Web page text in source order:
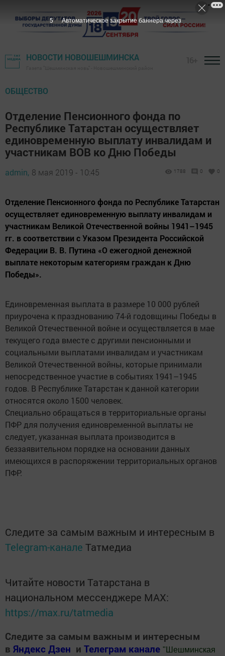
НОВОСТИ НОВОШЕШМИНСКА
ОБЩЕСТВО
Отделение Пенсионного фонда по
Республике Татарстан осуществляет
единовременную выплату инвалидам и
участникам ВОВ ко Дню Победы
admin, 8 мая 2019 - 10:45 1788 0 0
Отделение Пенсионного фонда по Республике Татарстан
осуществляет единовременную выплату инвалидам и
участникам Великой Отечественной войны 1941–1945
гг. в соответствии с Указом Президента Российской
Федерации В. В. Путина «О ежегодной денежной
выплате некоторым категориям граждан к Дню
Победы».
Единовременная выплата в размере 10 000 рублей
приурочена к празднованию 74-й годовщины Победы в
Великой Отечественной войне и осуществляется в мае
текущего года вместе с другими пенсионными и
социальными выплатами инвалидам и участникам
Великой Отечественной войны, которые принимали
непосредственное участие в событиях 1941–1945
годов. В Республике Татарстан к данной категории
относятся около 1500 человек.
Специально обращаться в территориальные органы
ПФР для получения единовременной выплаты не
следует, указанная выплата производится в
беззаявительном порядке на основании данных
имеющихся в распоряжении территориальных органов
ПФР.
Следите за самым важным и интересным в
Telegram-канале Татмедиа
Читайте новости Татарстана в
национальном мессенджере MАХ:
https://max.ru/tatmedia
Следите за самым важным и интересным
в Яндекс Дзен и Телеграм канале " Шешминская
4 Автоматическое закрытие баннера через